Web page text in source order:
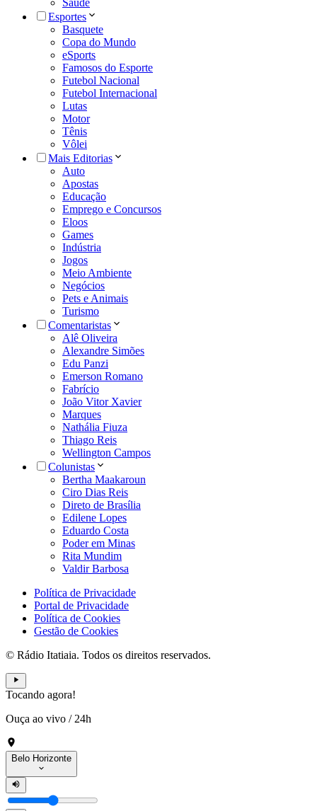
Esportes
Basquete
Copa do Mundo
eSports
Famosos do Esporte
Futebol Nacional
Futebol Internacional
Lutas
Motor
Tênis
Vôlei
Mais Editorias
Auto
Apostas
Educação
Emprego e Concursos
Eloos
Games
Indústria
Jogos
Meio Ambiente
Negócios
Pets e Animais
Turismo
Comentaristas
Alê Oliveira
Alexandre Simões
Edu Panzi
Emerson Romano
Fabrício
João Vitor Xavier
Marques
Nathália Fiuza
Thiago Reis
Wellington Campos
Colunistas
Bertha Maakaroun
Ciro Dias Reis
Direto de Brasília
Edilene Lopes
Eduardo Costa
Poder em Minas
Rita Mundim
Valdir Barbosa
Política de Privacidade
Portal de Privacidade
Política de Cookies
Gestão de Cookies
© Rádio Itatiaia. Todos os direitos reservados.
Tocando agora!
Ouça ao vivo / 24h
Belo Horizonte